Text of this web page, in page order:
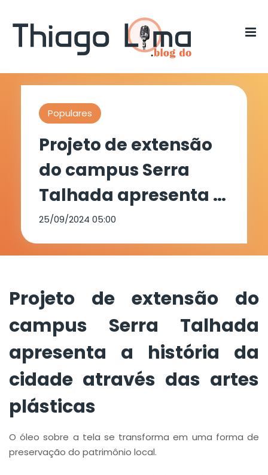
Populares
Projeto de extensão
do campus Serra
Talhada apresenta a
história da cidade
através das artes
25/09/2024 05:00
Projeto de extensão do
campus Serra Talhada
apresenta a história da
cidade através das artes
plásticas
O óleo sobre a tela se transforma em uma forma de
preservação do patrimônio local.